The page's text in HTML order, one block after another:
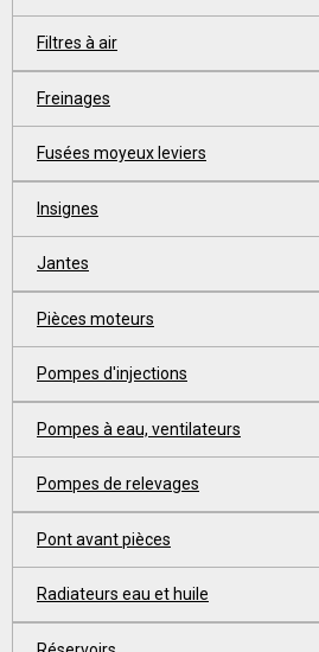
Filtres à air
Freinages
Fusées moyeux leviers
Insignes
Jantes
Pièces moteurs
Pompes d'injections
Pompes à eau, ventilateurs
Pompes de relevages
Pont avant pièces
Radiateurs eau et huile